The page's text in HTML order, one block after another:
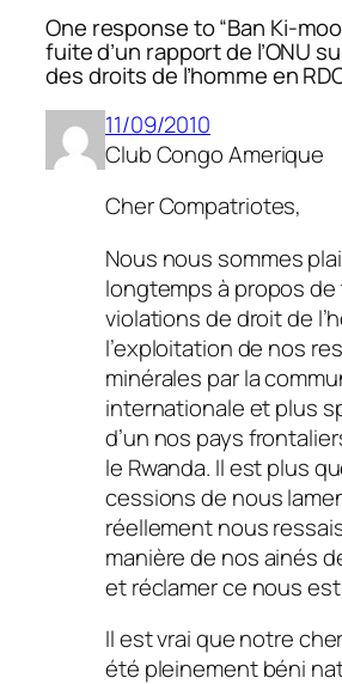
One response to “Ban Ki-
fuite d’un rapport de l’ONU
des droits de l’homme en
11/09/2010
Club Congo Amerique
Cher Compatriotes,
Nous nous sommes
longtemps à propos
violations de droit de
l’exploitation de nos
minérales par la
internationale et plus
d’un nos pays
le Rwanda. Il est plus
cessions de nous
réellement nous
manière de nos ainés
et réclamer ce nous
Il est vrai que notre
été pleinement béni